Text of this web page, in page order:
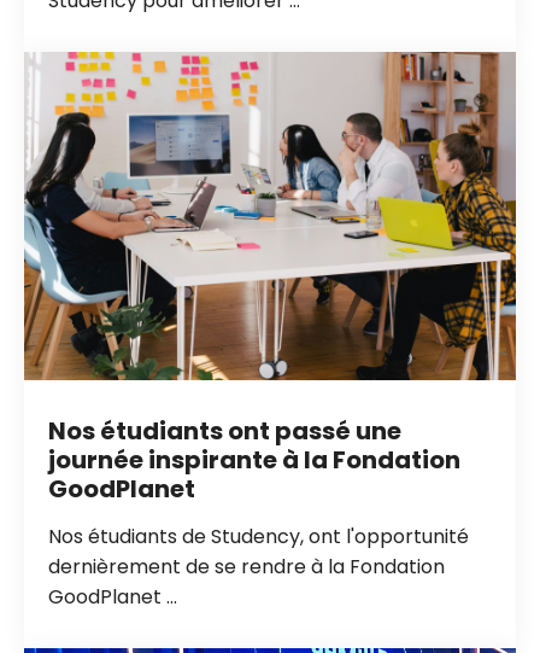
Nos étudiants ont passé une
journée inspirante à la Fondation
GoodPlanet
Nos étudiants de Studency, ont l'opportunité
dernièrement de se rendre à la Fondation
GoodPlanet ...